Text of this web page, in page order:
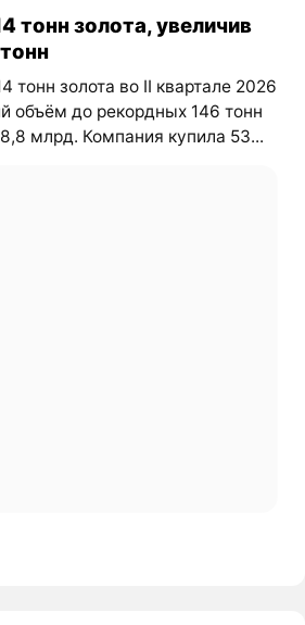
тонн золота, увеличив
тонн золота во II квартале 2026
объём до рекордных 146 тонн
млрд. Компания купила 53...